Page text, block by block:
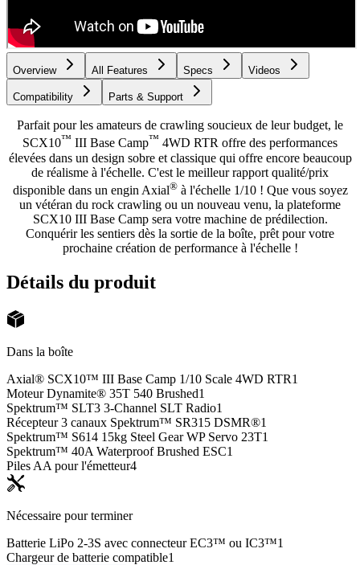
Overview All Features Specs Videos
Compatibility Parts & Support
Parfait pour les amateurs de crawling soucieux de leur budget, le
SCX10™ III Base Camp™ 4WD RTR offre des performances
élevées dans un design sobre et classique qui offre encore beaucoup
de réalisme à l'échelle. C'est le meilleur rapport qualité/prix
disponible dans un engin Axial®à l'échelle 1/10 ! Que vous soyez
un vétéran du rock crawling ou un nouveau venu, la plateforme
SCX10 III Base Camp sera votre machine de prédilection.
Conquérir les sentiers dès la sortie de la boîte, prêt pour votre
prochaine création de performance à l'échelle !
Détails du produit
Dans la boîte
Axial® SCX10™ III Base Camp 1/10 Scale 4WD RTR1
Moteur Dynamite® 35T 540 Brushed1
Spektrum™ SLT3 3-Channel SLT Radio1
Récepteur 3 canaux Spektrum™ SR315 DSMR®1
Spektrum™ S614 15kg Steel Gear WP Servo 23T1
Spektrum™ 40A Waterproof Brushed ESC1
Piles AA pour l'émetteur4
Nécessaire pour terminer
Batterie LiPo 2-3S avec connecteur EC3™ ou IC3™1
Chargeur de batterie compatible1